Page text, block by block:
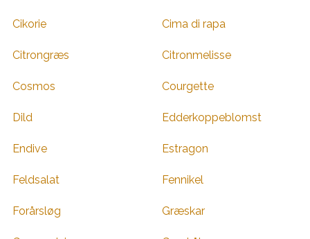
Cikorie Cima di rapa
Citrongræs Citronmelisse
Cosmos Courgette
Dild Edderkoppeblomst
Endive Estragon
Feldsalat Fennikel
Forårsløg Græskar